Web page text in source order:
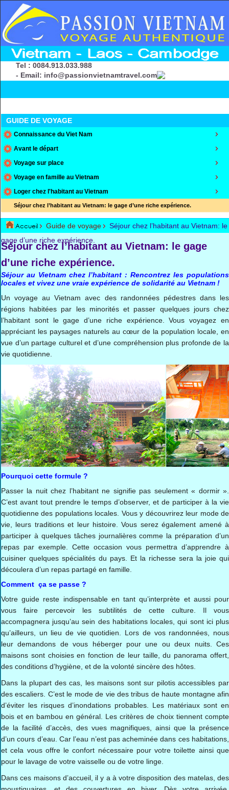
Tel : 0084.913.033.988
- Email: info@passionvietnamtravel.com
GUIDE DE VOYAGE
Connaissance du Viet Nam
Avant le départ
Voyage sur place
Voyage en famille au Vietnam
Loger chez l'habitant au Vietnam
Séjour chez l’habitant au Vietnam: le gage d’une riche expérience.
Accueil Guide de voyage
Séjour chez l’habitant au Vietnam: le
gage d’une riche expérience.
Séjour chez l’habitant au Vietnam: le gage
d’une riche expérience.
Séjour au Vietnam chez l’habitant : Rencontrez les populations
locales et vivez une vraie expérience de solidarité au Vietnam !
Un voyage au Vietnam avec des randonnées pédestres dans les
régions habitées par les minorités et passer quelques jours chez
l’habitant sont le gage d’une riche expérience. Vous voyagez en
appréciant les paysages naturels au cœur de la population locale, en
vue d’un partage culturel et d’une compréhension plus profonde de la
vie quotidienne.
Pourquoi cette formule ?
Passer la nuit chez l’habitant ne signifie pas seulement « dormir ».
C’est avant tout prendre le temps d’observer, et de participer à la vie
quotidienne des populations locales. Vous y découvrirez leur mode de
vie, leurs traditions et leur histoire. Vous serez également amené à
participer à quelques tâches journalières comme la préparation d’un
repas par exemple. Cette occasion vous permettra d’apprendre à
cuisiner quelques spécialités du pays. Et la richesse sera la joie qui
découlera d’un repas partagé en famille.
Comment ça se passe ?
Votre guide reste indispensable en tant qu’interprète et aussi pour
vous faire percevoir les subtilités de cette culture. Il vous
accompagnera jusqu’au sein des habitations locales, qui sont ici plus
qu’ailleurs, un lieu de vie quotidien. Lors de vos randonnées, nous
leur demandons de vous héberger pour une ou deux nuits. Ces
maisons sont choisies en fonction de leur taille, du panorama offert,
des conditions d’hygiène, et de la volonté sincère des hôtes.
Dans la plupart des cas, les maisons sont sur pilotis accessibles par
des escaliers. C’est le mode de vie des tribus de haute montagne afin
d’éviter les risques d’inondations probables. Les matériaux sont en
bois et en bambou en général. Les critères de choix tiennent compte
de la facilité d’accès, des vues magnifiques, ainsi que la présence
d’un cours d’eau. Car l’eau n’est pas acheminée dans ces habitations,
et cela vous offre le confort nécessaire pour votre toilette ainsi que
pour le lavage de votre vaisselle ou de votre linge.
Dans ces maisons d’accueil, il y a à votre disposition des matelas, des